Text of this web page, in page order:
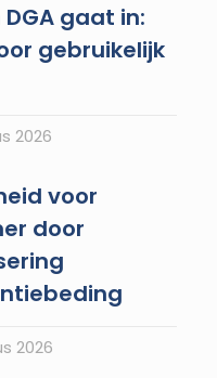
gaat in:
gebruikelijk
2026
voor
door
2026